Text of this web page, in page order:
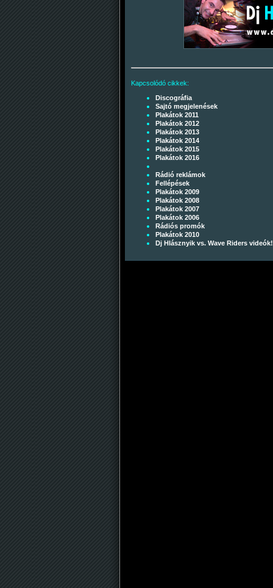
Kapcsolódó cikkek:
Discográfia
Sajtó megjelenések
Plakátok 2011
Plakátok 2012
Plakátok 2013
Plakátok 2014
Plakátok 2015
Plakátok 2016
Rádió reklámok
Fellépések
Plakátok 2009
Plakátok 2008
Plakátok 2007
Plakátok 2006
Rádiós promók
Plakátok 2010
Dj Hlásznyik vs. Wave Riders videók!